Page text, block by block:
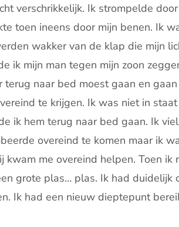
verschrikkelijk. Ik strompelde
toen ineens door mijn benen. Ik
wakker van de klap die mijn
ik mijn man tegen mijn zoon
naar bed moest gaan en
te krijgen. Ik was niet in
ik hem terug naar bed gaan. Ik
overeind te komen maar ik
me overeind helpen. Toen ik
grote plas… plas. Ik had duidelijk
Ik had een nieuw dieptepunt